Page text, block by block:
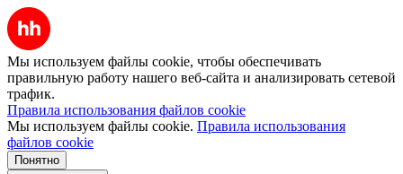
Мы используем файлы cookie, чтобы обеспечивать
правильную работу нашего веб-сайта и анализировать сетевой
трафик.
Правила использования файлов cookie
Мы используем файлы cookie. Правила использования
файлов cookie
Понятно